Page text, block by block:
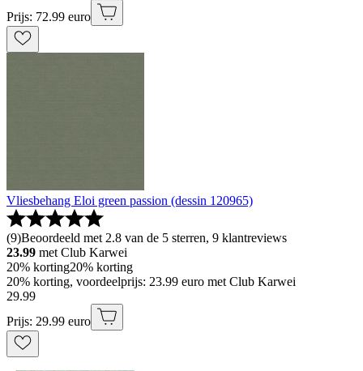
Prijs: 72.99 euro
Vliesbehang Eloi green passion (dessin 120965)
(9)Beoordeeld met 2.8 van de 5 sterren, 9 klantreviews
23.99 met Club Karwei
20% korting20% korting
20% korting, voordeelprijs: 23.99 euro met Club Karwei
29.99
Prijs: 29.99 euro